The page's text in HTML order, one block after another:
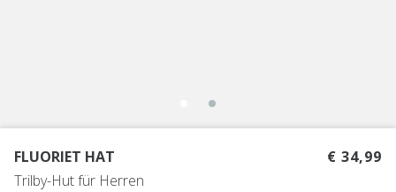
FLUORIET HAT
Trilby-Hut für Herren
€ 34,99